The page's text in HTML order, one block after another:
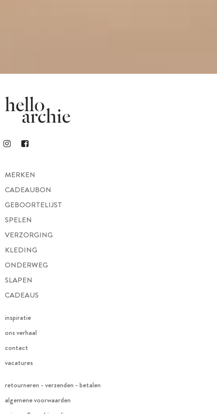
MERKEN
CADEAUBON
GEBOORTELIJST
SPELEN
VERZORGING
KLEDING
ONDERWEG
SLAPEN
CADEAUS
inspiratie
ons verhaal
contact
vacatures
retourneren - verzenden - betalen
algemene voorwaarden